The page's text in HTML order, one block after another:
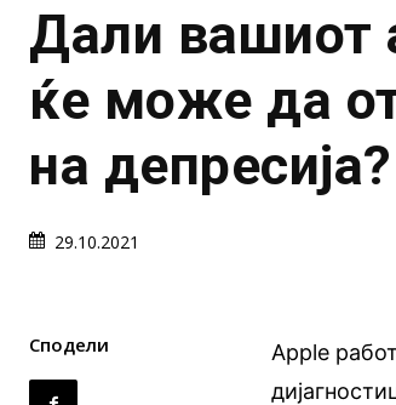
Дали вашиот
ќе може да
на депресија?
29.10.2021
Сподели
Apple